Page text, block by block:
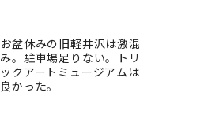
お盆休みの旧軽井沢は激混
み。駐車場足りない。トリ
ックアートミュージアムは
良かった。